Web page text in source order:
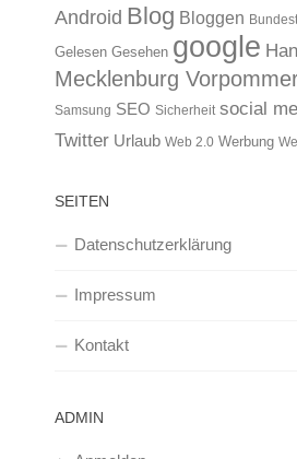
Android Blog Bloggen
Gelesen Gesehen google
Mecklenburg
Samsung SEO Sicherheit social
Twitter Urlaub Web 2.0 Werbung
SEITEN
Datenschutzerklärung
Impressum
Kontakt
ADMIN